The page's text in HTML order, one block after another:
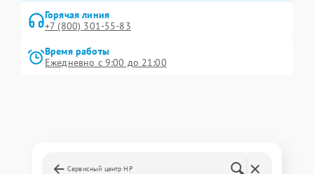
Горячая линия
+7 (800) 301-55-83
Время работы
Ежедневно с 9:00 до 21:00
Сервисный центр HP